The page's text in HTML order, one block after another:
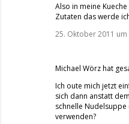
Also in meine
Zutaten das werde
25. Oktober 2011 um
Michael Wörzhat
Ich oute mich jetzt
sich dann anstatt
schnelle
verwenden?